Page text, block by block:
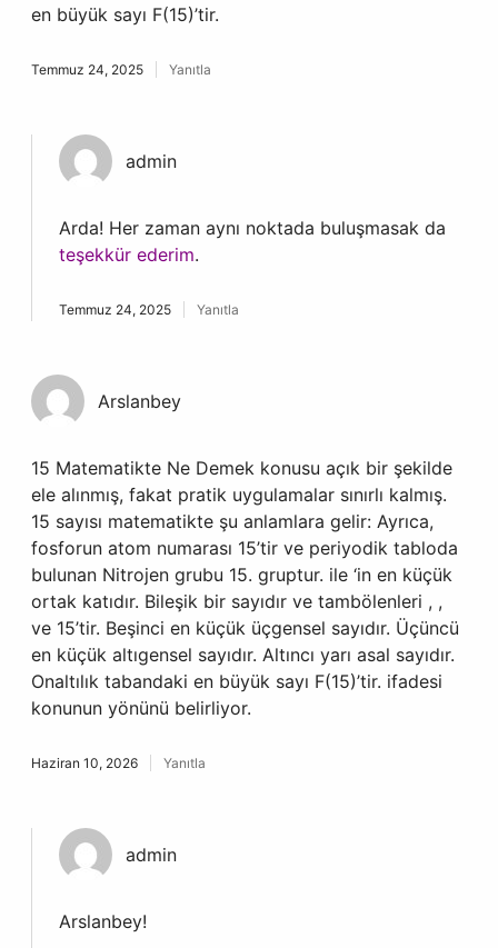
en büyük sayı F(15)’tir.
Temmuz 24, 2025 Yanıtla
admin
Arda! Her zaman aynı noktada buluşmasak da
teşekkür ederim.
Temmuz 24, 2025 Yanıtla
Arslanbey
15 Matematikte Ne Demek konusu açık bir şekilde
ele alınmış, fakat pratik uygulamalar sınırlı kalmış.
15 sayısı matematikte şu anlamlara gelir: Ayrıca,
fosforun atom numarası 15’tir ve periyodik tabloda
bulunan Nitrojen grubu 15. gruptur. ile ‘in en küçük
ortak katıdır. Bileşik bir sayıdır ve tambölenleri , ,
ve 15’tir. Beşinci en küçük üçgensel sayıdır. Üçüncü
en küçük altıgensel sayıdır. Altıncı yarı asal sayıdır.
Onaltılık tabandaki en büyük sayı F(15)’tir. ifadesi
konunun yönünü belirliyor.
Haziran 10, 2026 Yanıtla
admin
Arslanbey!